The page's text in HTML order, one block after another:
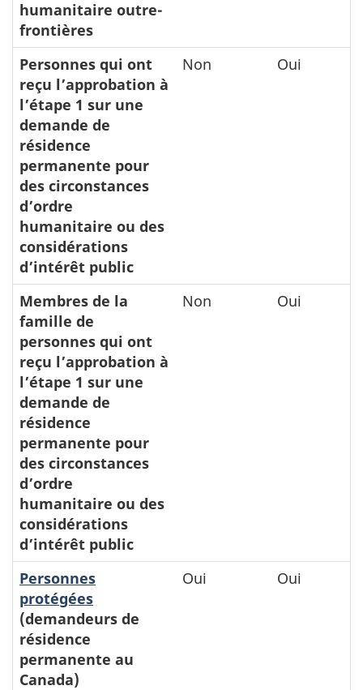
humanitaire outre-
frontières
Personnes qui ont
reçu l’approbation à
l’étape 1 sur une
demande de
résidence
permanente pour
des circonstances
d’ordre
humanitaire ou des
considérations
d’intérêt public
Non Oui
Membres de la
famille de
personnes qui ont
reçu l’approbation à
l’étape 1 sur une
demande de
résidence
permanente pour
des circonstances
d’ordre
humanitaire ou des
considérations
d’intérêt public
Non Oui
Personnes
protégées
(demandeurs de
résidence
permanente au
Canada)
Oui Oui